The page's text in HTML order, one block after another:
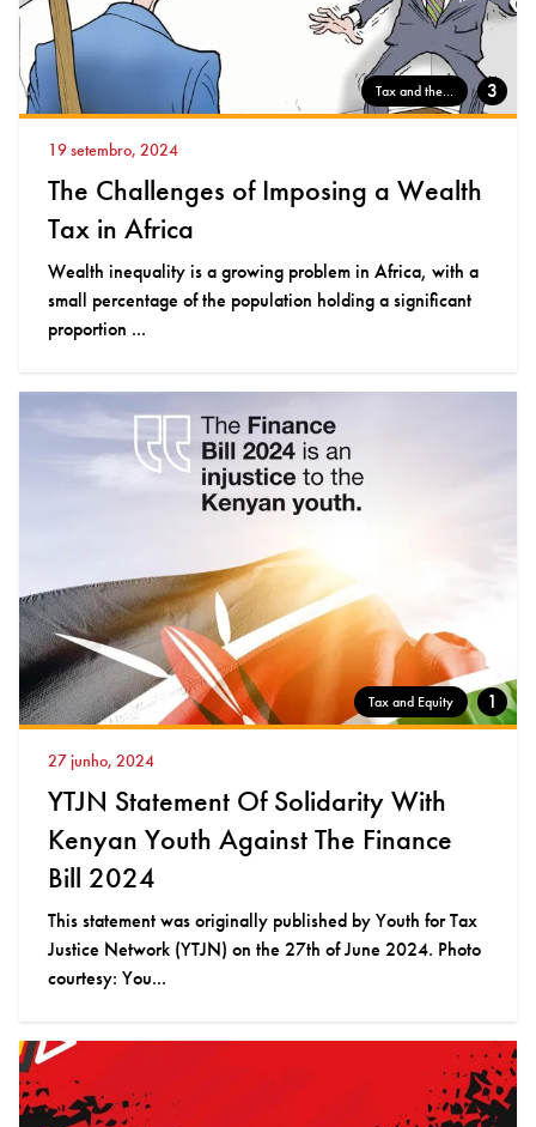
Tax and the... 3
19 setembro, 2024
The Challenges of Imposing a Wealth
Tax in Africa
Wealth inequality is a growing problem in Africa, with a
small percentage of the population holding a significant
proportion ...
Tax and Equity 1
27 junho, 2024
YTJN Statement Of Solidarity With
Kenyan Youth Against The Finance
Bill 2024
This statement was originally published by Youth for Tax
Justice Network (YTJN) on the 27th of June 2024. Photo
courtesy: You...